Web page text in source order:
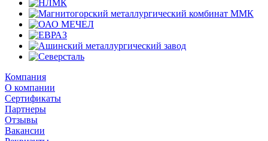
Компания
О компании
Сертификаты
Партнеры
Отзывы
Вакансии